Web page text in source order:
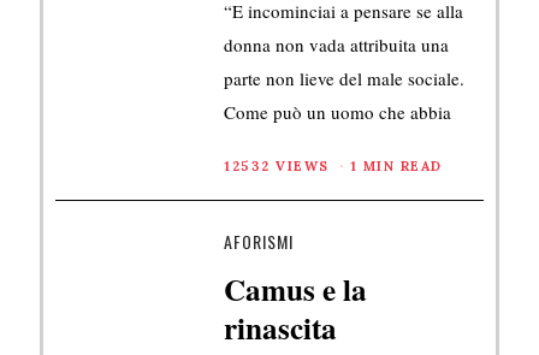
“E incominciai a pensare se alla
donna non vada attribuita una
parte non lieve del male sociale.
Come può un uomo che abbia
12532 VIEWS 1 MIN READ
AFORISMI
Camus e la
rinascita